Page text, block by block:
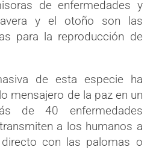
de enfermedades y
y el otoño son las
para la reproducción de
de esta especie ha
mensajero de la paz en un
de 40 enfermedades
a los humanos a
con las palomas o